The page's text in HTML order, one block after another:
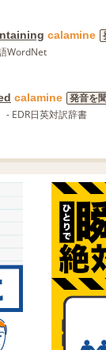
calamine
WordNet
calamine 発音を
- EDR日英対訳辞書